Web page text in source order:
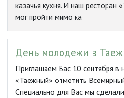
казачья кухня. И наш ресторан
мог пройти мимо ка
День молодежи в
Приглашаем Вас 10 сентября в
«Таежный» отметить
Специально для Вас мы